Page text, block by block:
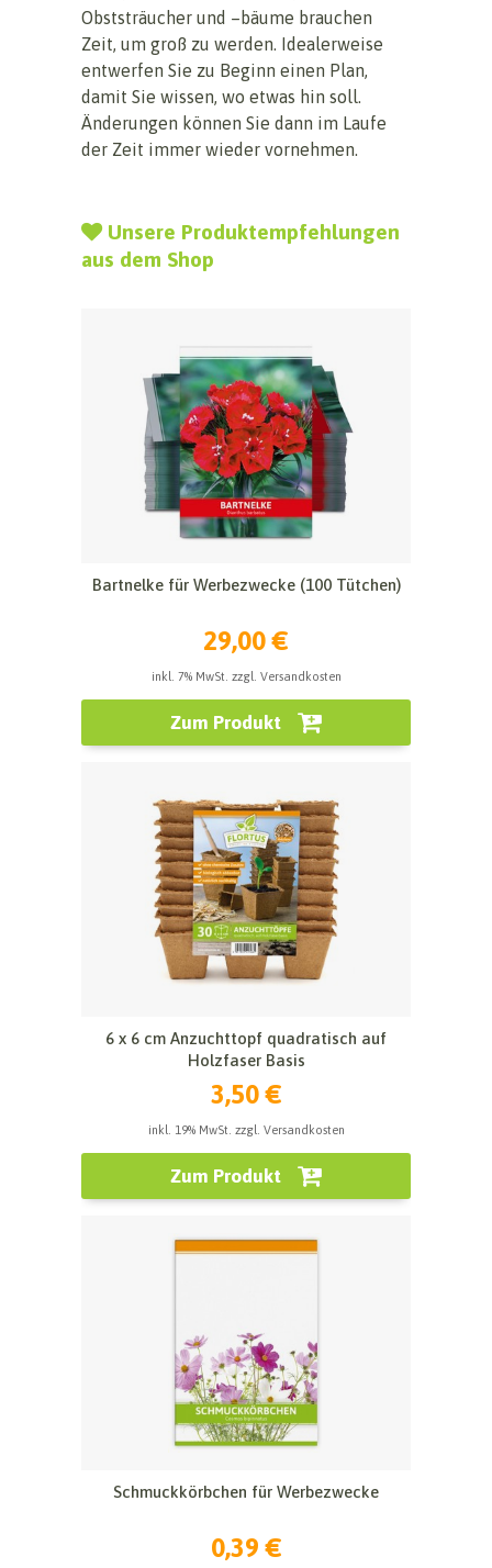
Obststräucher und –bäume brauchen
Zeit, um groß zu werden. Idealerweise
entwerfen Sie zu Beginn einen Plan,
damit Sie wissen, wo etwas hin soll.
Änderungen können Sie dann im Laufe
der Zeit immer wieder vornehmen.
Unsere Produktempfehlungen
aus dem Shop
Bartnelke für Werbezwecke (100 Tütchen)
29,00 €
inkl. 7% MwSt. zzgl. Versandkosten
Zum Produkt
6 x 6 cm Anzuchttopf quadratisch auf
Holzfaser Basis
3,50 €
inkl. 19% MwSt. zzgl. Versandkosten
Zum Produkt
Schmuckkörbchen für Werbezwecke
0,39 €